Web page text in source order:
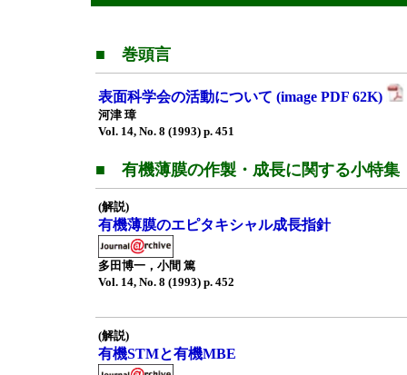
■ 巻頭言
表面科学会の活動について (image PDF 62K)
河津 璋
Vol. 14, No. 8 (1993) p. 451
■ 有機薄膜の作製・成長に関する小特集
(解説)
有機薄膜のエピタキシャル成長指針
多田博一，小間 篤
Vol. 14, No. 8 (1993) p. 452
(解説)
有機STMと有機MBE